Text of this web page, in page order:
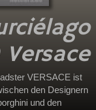
Versace
VERSACE ist
den Designern
und den